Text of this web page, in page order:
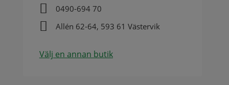
 0490-694 70
 Allén 62-64, 593 61 Västervik
Välj en annan butik